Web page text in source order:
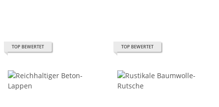
TOP BEWERTET TOP BEWERTET